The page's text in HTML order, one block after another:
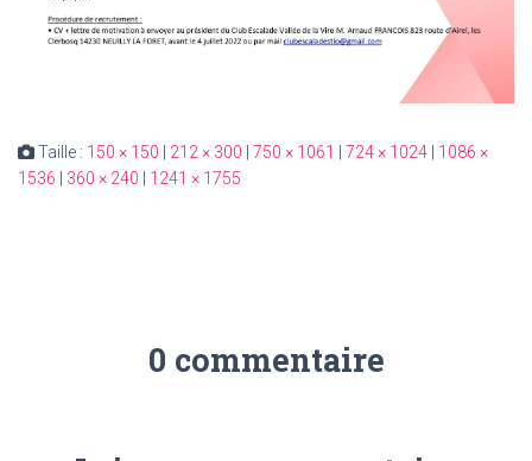
Taille : 150 × 150 212 × 300 750 × 1061 724 × 1024
1086 ×
1536
360 × 240 1241 × 1755
0 commentaire